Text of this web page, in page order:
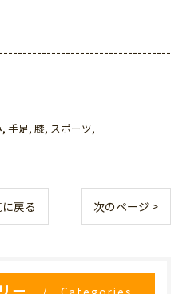
手足 膝 スポーツ
戻る 次のページ >